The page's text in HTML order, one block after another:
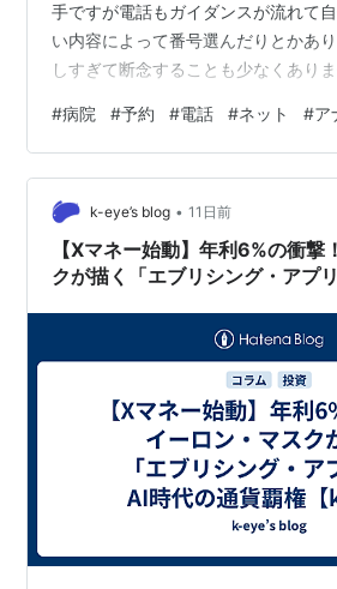
手ですが電話もガイダンスが流れて
い内容によって番号選んだりとかあ
しすぎて断念することも少なくあり
あるので）に電話してみましたらネ
さいと言われました。 手こずりまし
るかわかりませんがなんとか予約は
月曜日に行ってきます。 ネット環境
て予約するんでしょうかね？私みた
は病院にも行けなくなりますね。 生
#病院 #予約 #電話 #ネット #ア
k-eye’s blog • 11日前
【Xマネー始動】年利6%の衝撃
クが描く「エブリシング・アプ